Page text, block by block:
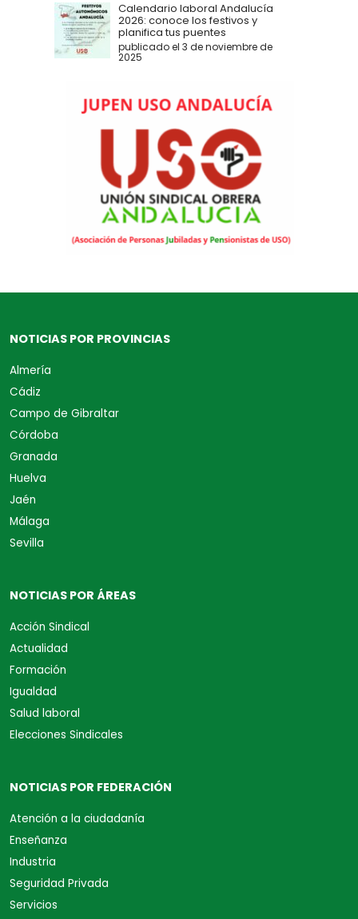
Calendario laboral Andalucía
2026: conoce los festivos y
planifica tus puentes
publicado el 3 de noviembre de
2025
NOTICIAS POR PROVINCIAS
Almería
Cádiz
Campo de Gibraltar
Córdoba
Granada
Huelva
Jaén
Málaga
Sevilla
NOTICIAS POR ÁREAS
Acción Sindical
Actualidad
Formación
Igualdad
Salud laboral
Elecciones Sindicales
NOTICIAS POR FEDERACIÓN
Atención a la ciudadanía
Enseñanza
Industria
Seguridad Privada
Servicios